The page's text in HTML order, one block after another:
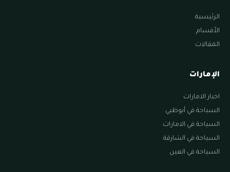
الرئيسية
الأقسام
المقالات
الإمارات
اخبار الامارات
السياحة في أبوظبي
السياحة في الامارات
السياحة في الشارقة
السياحة في العين